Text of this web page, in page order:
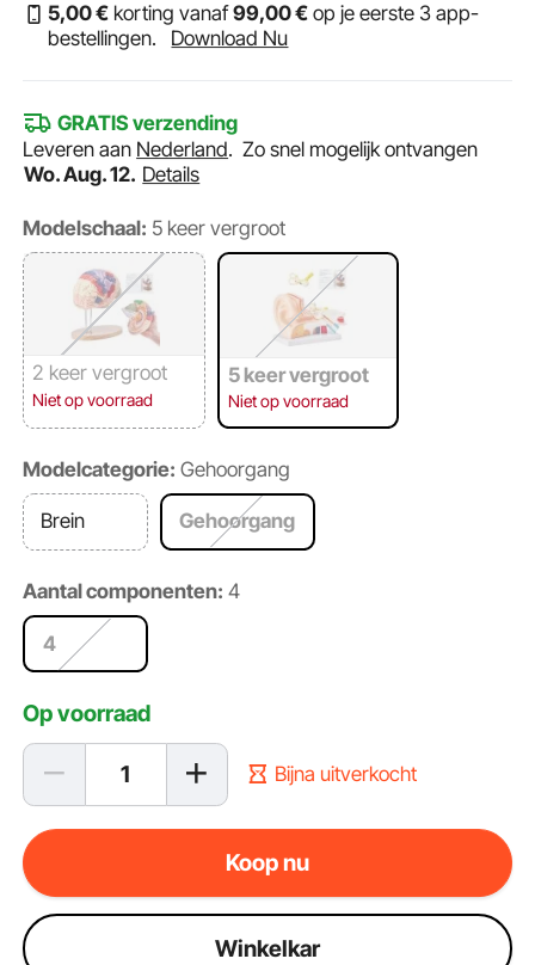
5,00€ korting vanaf99,00€ op je eerste 3 app-
bestellingen.
Download Nu
GRATIS verzending
Leveren aan Nederland.Zo snel mogelijk ontvangen
Wo. Aug. 12. Details
Modelschaal: 5 keer vergroot
2 keer vergroot
Niet op voorraad
5 keer vergroot
Niet op voorraad
Modelcategorie: Gehoorgang
Brein Gehoorgang
Aantal componenten: 4
4
Op voorraad
Bijna uitverkocht
Koop nu
Winkelkar